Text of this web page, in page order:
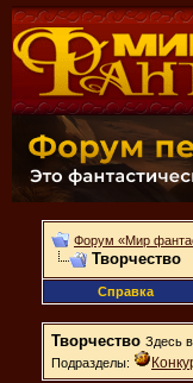
Форум «Мир
Творчество
Справка
Творчество Здесь
Подразделы: